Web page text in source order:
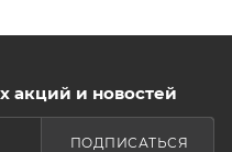
акций и новостей
ПОДПИСАТЬСЯ